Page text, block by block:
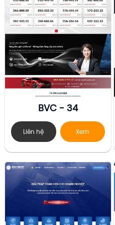
BVC - 34
Liên hệ Xem